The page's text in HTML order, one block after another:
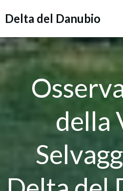
Delta del Danubio
della